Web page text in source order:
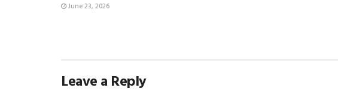
June 23, 2026
Leave a Reply